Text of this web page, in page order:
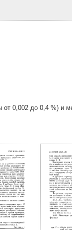
от 0,002 до 0,4 %) и